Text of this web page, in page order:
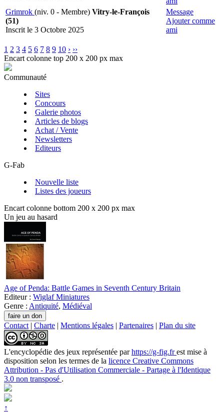
Grimrok (niv. 0 - Membre) Vitry-le-François
(51)
Inscrit le 3 Octobre 2025
Message
Ajouter comme
ami
1 2 3 4 5 6 7 8 9 10 › ››
Encart colonne top 200 x 200 px max
Communauté
Sites
Concours
Galerie photos
Articles de blogs
Achat / Vente
Newsletters
Editeurs
G-Fab
Nouvelle liste
Listes des joueurs
Encart colonne bottom 200 x 200 px max
Un jeu au hasard
Age of Penda: Battle Games in Seventh Century Britain
Editeur : Wiglaf Miniatures
Genre : Antiquité, Médiéval
Contact | Charte | Mentions légales | Partenaires | Plan du site
L'encyclopédie des jeux représentée parhttps://g-fig.frest mise à
disposition selon les termes de la licence Creative Commons
Attribution - Pas d'Utilisation Commerciale - Partage à l'Identique
3.0 non transposé .
↑